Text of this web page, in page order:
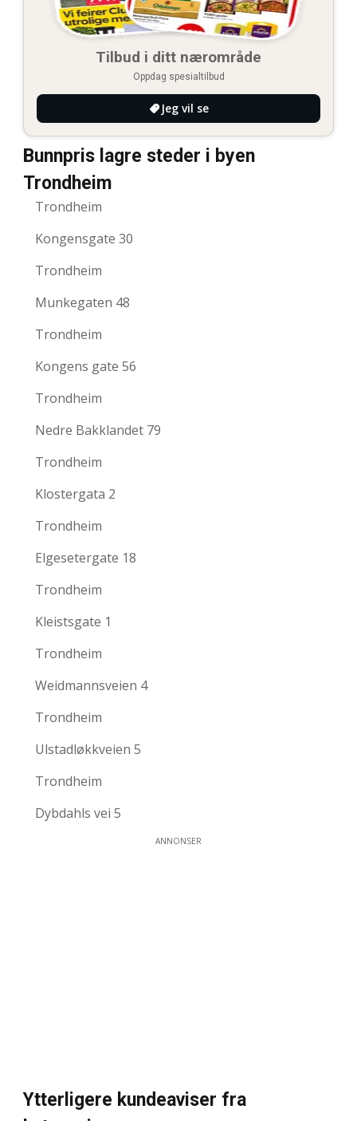
Tilbud i ditt nærområde
Oppdag spesialtilbud
Jeg vil se
Bunnpris lagre steder i byen
Trondheim
Trondheim
Kongensgate 30
Trondheim
Munkegaten 48
Trondheim
Kongens gate 56
Trondheim
Nedre Bakklandet 79
Trondheim
Klostergata 2
Trondheim
Elgesetergate 18
Trondheim
Kleistsgate 1
Trondheim
Weidmannsveien 4
Trondheim
Ulstadløkkveien 5
Trondheim
Dybdahls vei 5
ANNONSER
Ytterligere kundeaviser fra